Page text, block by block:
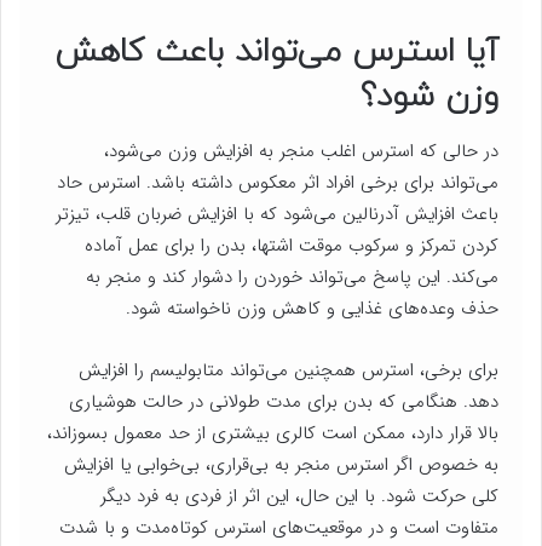
آیا استرس می‌تواند باعث کاهش
وزن شود؟
در حالی که استرس اغلب منجر به افزایش وزن می‌شود،
می‌تواند برای برخی افراد اثر معکوس داشته باشد. استرس حاد
باعث افزایش آدرنالین می‌شود که با افزایش ضربان قلب، تیزتر
کردن تمرکز و سرکوب موقت اشتها، بدن را برای عمل آماده
می‌کند. این پاسخ می‌تواند خوردن را دشوار کند و منجر به
حذف وعده‌های غذایی و کاهش وزن ناخواسته شود.
برای برخی، استرس همچنین می‌تواند متابولیسم را افزایش
دهد. هنگامی که بدن برای مدت طولانی در حالت هوشیاری
بالا قرار دارد، ممکن است کالری بیشتری از حد معمول بسوزاند،
به خصوص اگر استرس منجر به بی‌قراری، بی‌خوابی یا افزایش
کلی حرکت شود. با این حال، این اثر از فردی به فرد دیگر
متفاوت است و در موقعیت‌های استرس کوتاه‌مدت و با شدت